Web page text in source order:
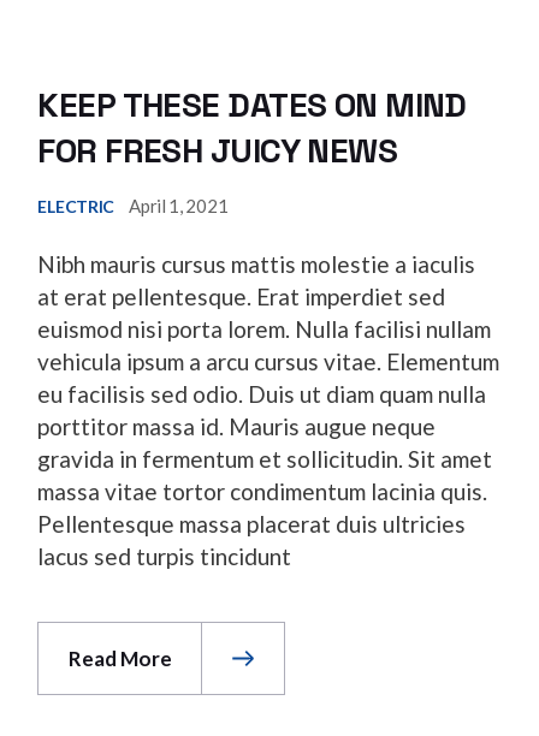
KEEP THESE DATES ON MIND
FOR FRESH JUICY NEWS
ELECTRIC April 1, 2021
Nibh mauris cursus mattis molestie a iaculis
at erat pellentesque. Erat imperdiet sed
euismod nisi porta lorem. Nulla facilisi nullam
vehicula ipsum a arcu cursus vitae. Elementum
eu facilisis sed odio. Duis ut diam quam nulla
porttitor massa id. Mauris augue neque
gravida in fermentum et sollicitudin. Sit amet
massa vitae tortor condimentum lacinia quis.
Pellentesque massa placerat duis ultricies
lacus sed turpis tincidunt
Read More